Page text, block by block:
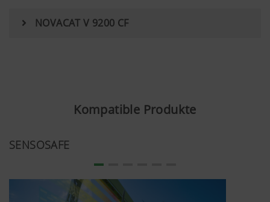
NOVACAT V 9200 CF
Kompatible Produkte
SENSOSAFE